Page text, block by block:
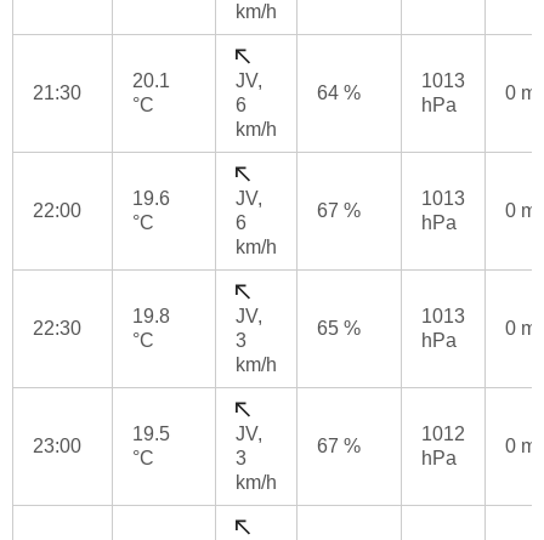
km/h
21:30
20.1
°C
JV,
6
km/h
64 %
1013
hPa
0
22:00
19.6
°C
JV,
6
km/h
67 %
1013
hPa
0
22:30
19.8
°C
JV,
3
km/h
65 %
1013
hPa
0
23:00
19.5
°C
JV,
3
km/h
67 %
1012
hPa
0